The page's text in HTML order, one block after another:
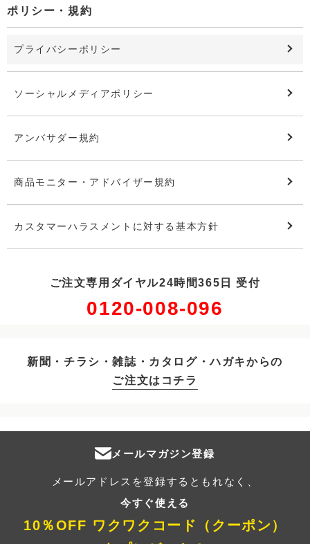
ポリシー・規約
プライバシーポリシー
ソーシャルメディアポリシー
アンバサダー規約
商品モニター・アドバイザー規約
カスタマーハラスメントに対する基本方針
ご注文専用ダイヤル24時間365日 受付
0120-008-096
新聞・チラシ・雑誌・カタログ・ハガキからの
ご注文はコチラ
メールマガジン登録
メールアドレスを登録するともれなく、
今すぐ使える
10％OFF ワクワクコード（クーポン）